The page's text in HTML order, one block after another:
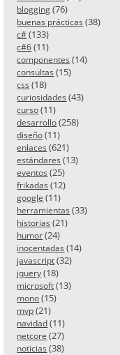
blogging (76)
buenas prácticas (38)
c# (133)
c#6 (11)
componentes (14)
consultas (15)
css (18)
curiosidades (43)
curso (11)
desarrollo (258)
diseño (11)
enlaces (621)
estándares (13)
eventos (25)
frikadas (12)
google (11)
herramientas (33)
historias (21)
humor (24)
inocentadas (14)
javascript (32)
jquery (18)
microsoft (13)
mono (15)
mvp (21)
navidad (11)
netcore (27)
noticias (38)